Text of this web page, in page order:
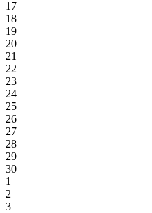
17
18
19
20
21
22
23
24
25
26
27
28
29
30
1
2
3